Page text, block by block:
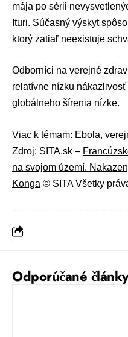
mája po sérii
Ituri. Súčasný výskyt
ktorý zatiaľ neexistuje
Odborníci na verejné
relatívne nízku
globálneho šírenia nízke.
Viac k témam: Ebola,
Zdroj: SITA.sk –
na svojom území.
Konga © SITA Všetky
Odporúčané